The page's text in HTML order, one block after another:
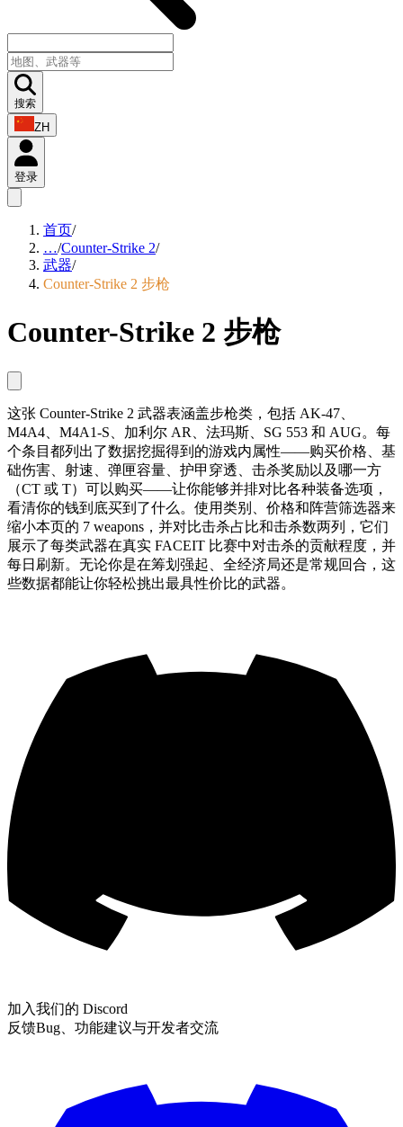
搜索
ZH
登录
首页/
…/Counter-Strike 2/
武器/
Counter-Strike 2 步枪
Counter-Strike 2 步枪
这张 Counter-Strike 2 武器表涵盖步枪类，包括 AK-47、
M4A4、M4A1-S、加利尔 AR、法玛斯、SG 553 和 AUG。每
个条目都列出了数据挖掘得到的游戏内属性——购买价格、基
础伤害、射速、弹匣容量、护甲穿透、击杀奖励以及哪一方
（CT 或 T）可以购买——让你能够并排对比各种装备选项，
看清你的钱到底买到了什么。使用类别、价格和阵营筛选器来
缩小本页的 7 weapons，并对比击杀占比和击杀数两列，它们
展示了每类武器在真实 FACEIT 比赛中对击杀的贡献程度，并
每日刷新。无论你是在筹划强起、全经济局还是常规回合，这
些数据都能让你轻松挑出最具性价比的武器。
加入我们的 Discord
反馈Bug、功能建议与开发者交流